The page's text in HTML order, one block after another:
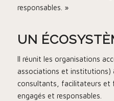
responsables. »
UN
Il réunit les organisations
associations et institutions)
consultants, facilitateurs et
engagés et responsables.